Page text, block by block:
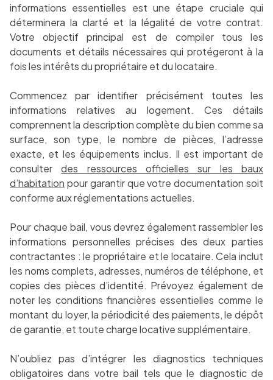
informations essentielles est une étape cruciale qui
déterminera la clarté et la légalité de votre contrat.
Votre objectif principal est de compiler tous les
documents et détails nécessaires qui protégeront à la
fois les intérêts du propriétaire et du locataire.
Commencez par identifier précisément toutes les
informations relatives au logement. Ces détails
comprennent la description complète du bien comme sa
surface, son type, le nombre de pièces, l’adresse
exacte, et les équipements inclus. Il est important de
consulterdes ressources officielles sur les baux
d’habitation pour garantir que votre documentation soit
conforme aux réglementations actuelles.
Pour chaque bail, vous devrez également rassembler les
informations personnelles précises des deux parties
contractantes : le propriétaire et le locataire. Cela inclut
les noms complets, adresses, numéros de téléphone, et
copies des pièces d’identité. Prévoyez également de
noter les conditions financières essentielles comme le
montant du loyer, la périodicité des paiements, le dépôt
de garantie, et toute charge locative supplémentaire.
N’oubliez pas d’intégrer les diagnostics techniques
obligatoires dans votre bail tels que le diagnostic de